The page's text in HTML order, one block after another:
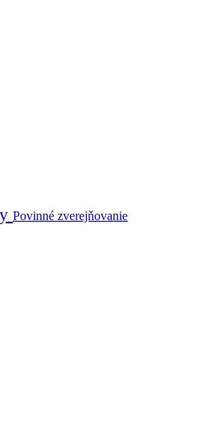
Povinné zverejňovanie